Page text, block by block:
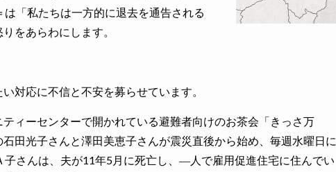
「私たちは一方的に退去を通告される
をあらわにします。
対応に不信と不安を募らせています。
ィーセンターで開かれている避難者向けのお茶会「きっさ万
田光子さんと澤田美恵子さんが震災直後から始め、毎週水曜日に
子さんは、夫が11年5月に死亡し、―人で雇用促進住宅に住んでい